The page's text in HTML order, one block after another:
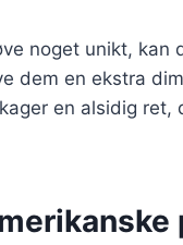
noget unikt,
dem en ekstra
en alsidig ret,